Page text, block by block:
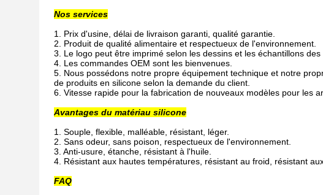
Nos services
1. Prix d'usine, délai de livraison garanti, qualité garantie.
2. Produit de qualité alimentaire et respectueux de l'environnement.
3. Le logo peut être imprimé selon les dessins et les échantillons des
4. Les commandes OEM sont les bienvenues.
5. Nous possédons notre propre équipement technique et notre
de produits en silicone selon la demande du client.
6. Vitesse rapide pour la fabrication de nouveaux modèles pour les
Avantages du matériau silicone
1. Souple, flexible, malléable, résistant, léger.
2. Sans odeur, sans poison, respectueux de l'environnement.
3. Anti-usure, étanche, résistant à l'huile.
4. Résistant aux hautes températures, résistant au froid, résistant
FAQ